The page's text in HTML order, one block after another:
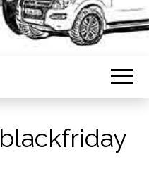
blackfriday